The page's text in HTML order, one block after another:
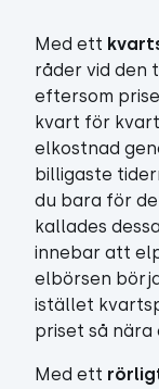
Med ett
råder vid den
eftersom
kvart för
elkostnad
billigaste
du bara för
kallades
innebar att
elbörsen
istället
priset så nära
Med ett